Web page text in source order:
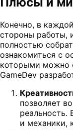
Конечно, в
стороны работы,
полностью
ознакомиться с
которыми можно
GameDev
позволяет
и механики,